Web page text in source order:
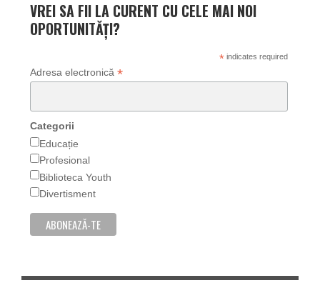
VREI SA FII LA CURENT CU CELE MAI NOI
OPORTUNITĂȚI?
*indicates required
Adresa electronică *
Categorii
Educație
Profesional
Biblioteca Youth
Divertisment